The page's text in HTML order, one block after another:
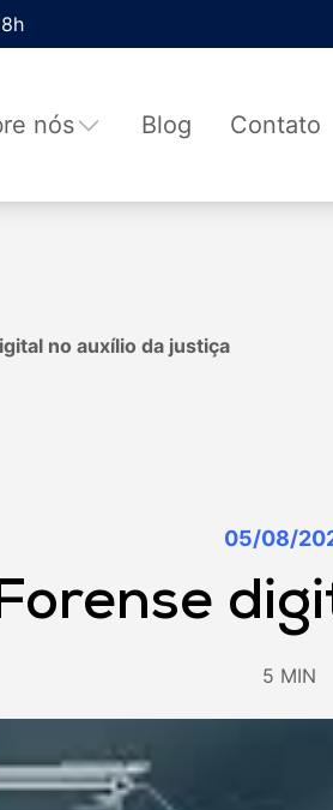
nós Blog Contato
no auxílio da justiça
05/08/
5 MIN